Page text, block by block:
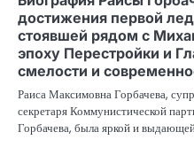
достижения первой
стоявшей рядом с
эпоху Перестройки и
смелости и
Раиса Максимовна Горбачева,
секретаря Коммунистической
Горбачева, была яркой и